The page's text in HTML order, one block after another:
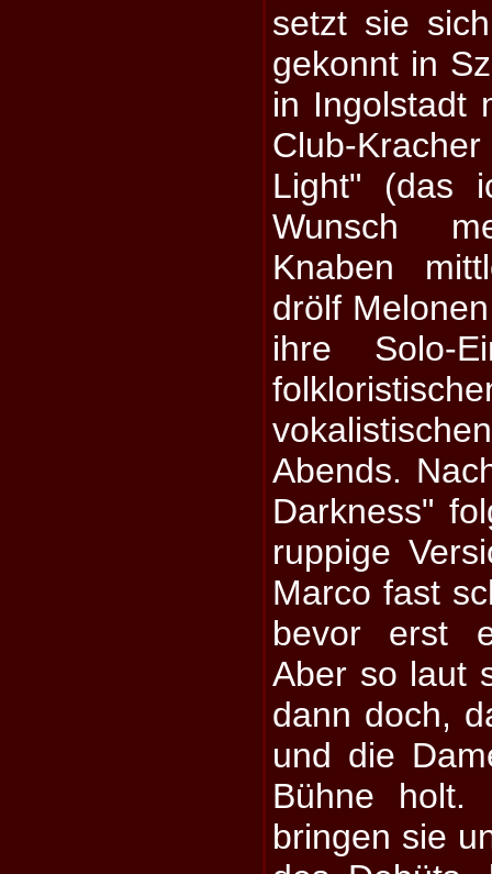
setzt sie
gekonnt in
in Ingolstadt
Club-
Light" (das
Wunsch
Knaben
drölf
ihre Solo-
Abends.
Darkness"
ruppige
Marco fast
bevor erst
Aber so laut
dann doch,
und die
Bühne holt.
bringen sie